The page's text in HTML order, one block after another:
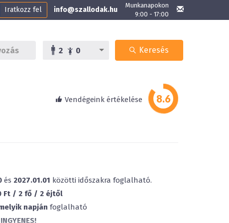
Iratkozz fel info@szallodak.hu
Munkanapokon
9:00 - 17:00
2 0 Keresés
Vendégeink értékelése
és 2027.01.01 közötti időszakra foglalható.
Ft / 2 fő / 2 éjtől
napján foglalható
INGYENES!